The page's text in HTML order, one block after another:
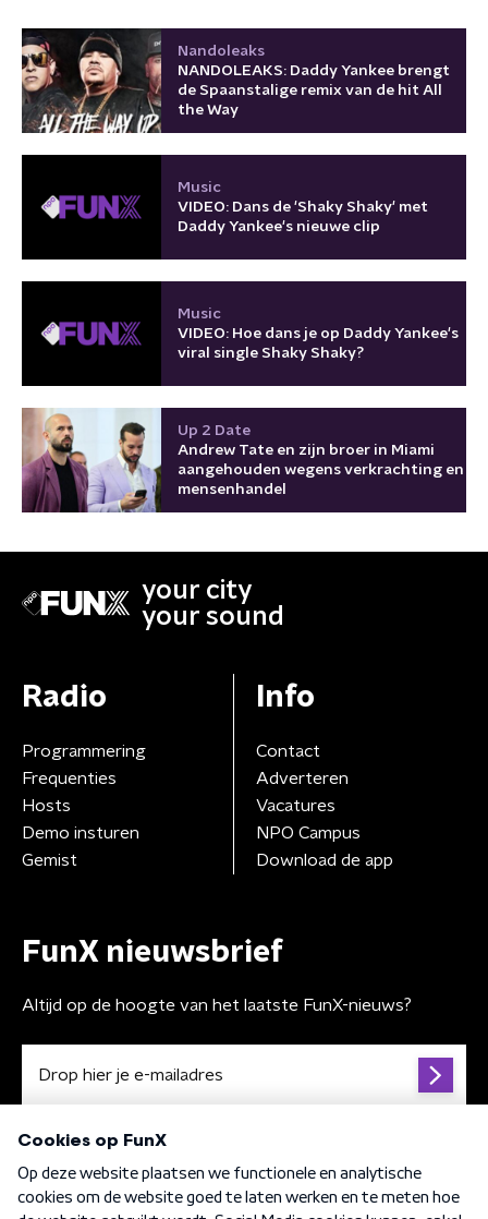
Nandoleaks
NANDOLEAKS: Daddy Yankee brengt
de Spaanstalige remix van de hit All
the Way
Music
VIDEO: Dans de 'Shaky Shaky' met
Daddy Yankee's nieuwe clip
Music
VIDEO: Hoe dans je op Daddy Yankee's
viral single Shaky Shaky?
Up 2 Date
Andrew Tate en zijn broer in Miami
aangehouden wegens verkrachting en
mensenhandel
your city
your sound
Radio
Programmering
Frequenties
Hosts
Demo insturen
Gemist
Info
Contact
Adverteren
Vacatures
NPO Campus
Download de app
FunX nieuwsbrief
Altijd op de hoogte van het laatste FunX-nieuws?